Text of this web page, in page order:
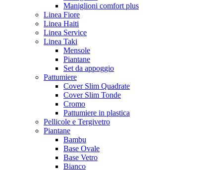
Maniglioni comfort plus
Linea Fiore
Linea Haiti
Linea Service
Linea Taki
Mensole
Piantane
Set da appoggio
Pattumiere
Cover Slim Quadrate
Cover Slim Tonde
Cromo
Pattumiere in plastica
Pellicole e Tergivetro
Piantane
Bambu
Base Ovale
Base Vetro
Bianco